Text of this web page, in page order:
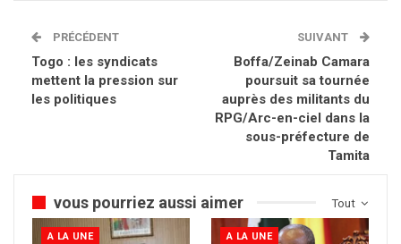
PRÉCÉDENT
Togo : les syndicats
mettent la pression sur
les politiques
SUIVANT
Boffa/Zeinab Camara
poursuit sa tournée
auprès des militants du
RPG/Arc-en-ciel dans la
sous-préfecture de
Tamita
Tout
vous pourriez aussi aimer
A LA UNE A LA UNE